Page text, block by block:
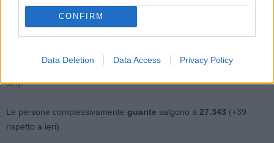
CONFIRM
Data Deletion Data Access Privacy Policy
rispetto a ieri), 3 aReggio Emilia(invariato rispetto a ieri), 9 a
Modena
(+1 rispetto a ieri ), 39 a
Imola(invariato rispetto a ieri), 5 aFerrara(1 in più rispetto a ieri),
(+2 rispetto a ieri), 4 a
(invariato rispetto a ieri),
( invariato rispetto a ieri) e 7 a
(+1 rispetto a
ieri).
Le persone complessivamente guarite salgono a 27.343 (+39
rispetto a ieri).